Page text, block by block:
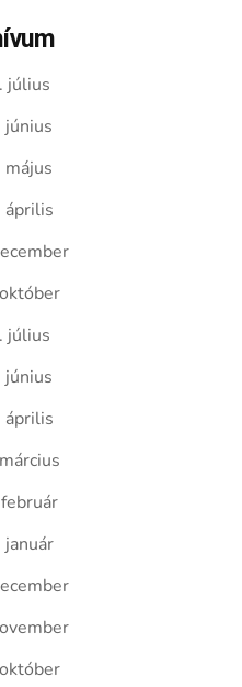
július
július